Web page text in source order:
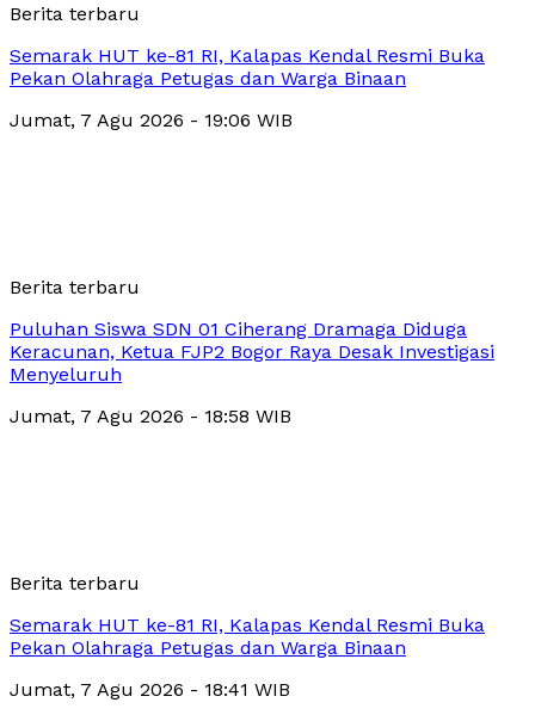
Berita terbaru
Semarak HUT ke-81 RI, Kalapas Kendal Resmi Buka
Pekan Olahraga Petugas dan Warga Binaan
Jumat, 7 Agu 2026 - 19:06 WIB
Berita terbaru
Puluhan Siswa SDN 01 Ciherang Dramaga Diduga
Keracunan, Ketua FJP2 Bogor Raya Desak Investigasi
Menyeluruh
Jumat, 7 Agu 2026 - 18:58 WIB
Berita terbaru
Semarak HUT ke-81 RI, Kalapas Kendal Resmi Buka
Pekan Olahraga Petugas dan Warga Binaan
Jumat, 7 Agu 2026 - 18:41 WIB